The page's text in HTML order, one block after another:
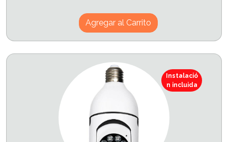
Agregar al Carrito
Instalació
n incluida